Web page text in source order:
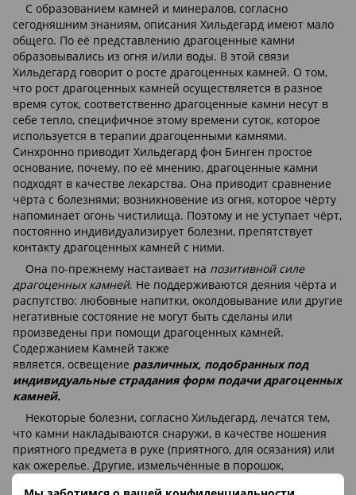
С образованием камней и минералов, согласно
сегодняшним знаниям, описания Хильдегард имеют мало
общего. По её представлению драгоценные камни
образовывались из огня и/или воды. В этой связи
Хильдегард говорит о росте драгоценных камней. О том,
что рост драгоценных камней осуществляется в разное
время суток, соответственно драгоценные камни несут в
себе тепло, специфичное этому времени суток, которое
используется в терапии драгоценными камнями.
Синхронно приводит Хильдегард фон Бинген простое
основание, почему, по её мнению, драгоценные камни
подходят в качестве лекарства. Она приводит сравнение
чёрта с болезнями; возникновение из огня, которое чёрту
напоминает огонь чистилища. Поэтому и не уступает чёрт,
постоянно индивидуализирует болезни, препятствует
контакту драгоценных камней с ними.
Она по-прежнему настаивает на позитивной силе
драгоценных камней. Не поддерживаются деяния чёрта и
распутство: любовные напитки, околдовывание или другие
негативные состояние не могут быть сделаны или
произведены при помощи драгоценных камней.
Содержанием Камней также
является, освещение различных, подобранных под
индивидуальные страдания форм подачи драгоценных
камней.
Некоторые болезни, согласно Хильдегард, лечатся тем,
что камни накладываются снаружи, в качестве ношения
приятного предмета в руке (приятного, для осязания) или
как ожерелье. Другие, измельчённые в порошок,
добавляются в напитки, супы или выпечку. А иные